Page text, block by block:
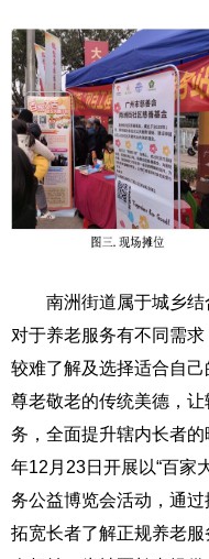
南洲街道属于城乡结
对于养老服务有不同需
较难了解及选择适合自
尊老敬老的传统美德，
务，全面提升辖内长者
年12月23日开展以“百家
务公益博览会活动，通过
拓宽长者了解正规养老